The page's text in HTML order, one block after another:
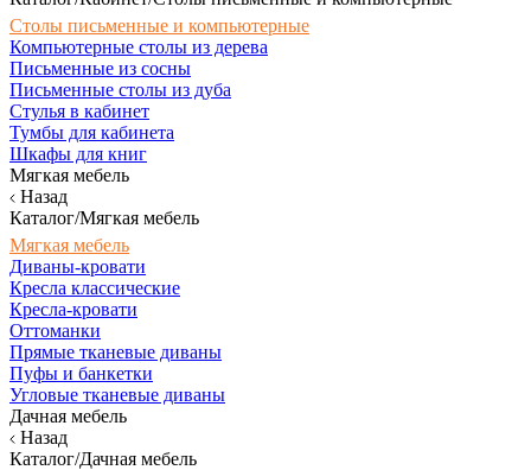
Столы письменные и компьютерные
Компьютерные столы из дерева
Письменные из сосны
Письменные столы из дуба
Стулья в кабинет
Тумбы для кабинета
Шкафы для книг
Мягкая мебель
Назад
Каталог/Мягкая мебель
Мягкая мебель
Диваны-кровати
Кресла классические
Кресла-кровати
Оттоманки
Прямые тканевые диваны
Пуфы и банкетки
Угловые тканевые диваны
Дачная мебель
Назад
Каталог/Дачная мебель